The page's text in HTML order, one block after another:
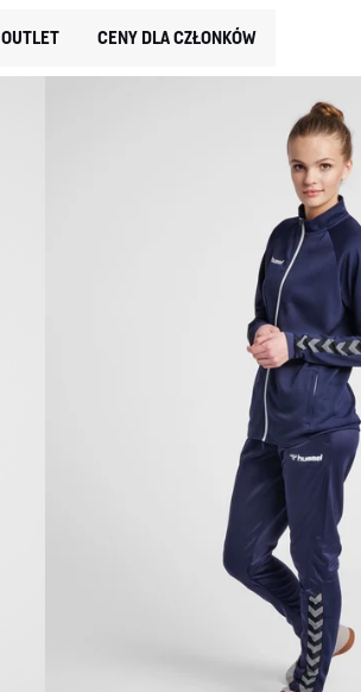
OUTLET CENY DLA CZŁONKÓW